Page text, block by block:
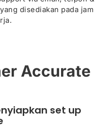
disediakan pada jam
Accurate
set up